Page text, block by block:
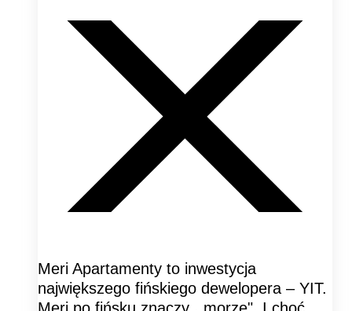
Meri Apartamenty to inwestycja
największego fińskiego dewelopera – YIT.
Meri po fińsku znaczy ,,morze". I choć